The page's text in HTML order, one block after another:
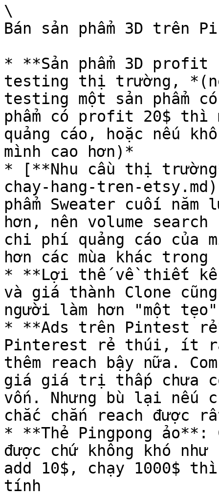
\
Bán sản phẩm 3D
* **Sản phẩm 3D profit
testing thị trường,
testing một sản phẩm
phẩm có profit 20$ thì
quảng cáo, hoặc nếu
mình cao hơn)*
* [**Nhu cầu thị
chay-hang-tren-
phẩm Sweater cuối
hơn, nên volume
chi phí quảng cáo của
hơn các mùa khác
* **Lợi thế về thiết
và giá thành Clone
người làm hơn "một tẹo"
* **Ads trên Pintest
Pinterest rẻ thúi, ít
thêm reach bậy nữa.
giá giá trị thấp chưa
vốn. Nhưng bù lại nếu
chắc chắn reach được
* **Thẻ Pingpong ảo**:
được chứ không khó
add 10$, chạy 1000$
tính